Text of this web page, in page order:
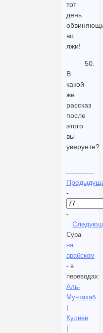
тот
день
во
лжи!
50.
В
какой
же
рассказ
после
этого
вы
уверуете?
-
-
Сура
на
арабском
- в
переводах:
Аль-
Мунтахаб
Кулиев